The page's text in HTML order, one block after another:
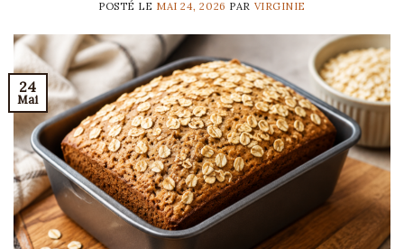
POSTÉ LE MAI 24, 2026 PAR VIRGINIE
24
Mai